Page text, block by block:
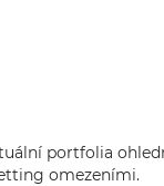
portfolia
omezeními.